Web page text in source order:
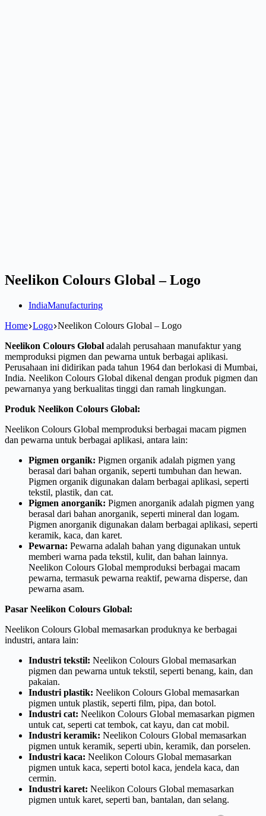
Neelikon Colours Global – Logo
IndiaManufacturing
Home Logo Neelikon Colours Global – Logo
Neelikon Colours Global adalah perusahaan manufaktur yang
memproduksi pigmen dan pewarna untuk berbagai aplikasi.
Perusahaan ini didirikan pada tahun 1964 dan berlokasi di Mumbai,
India. Neelikon Colours Global dikenal dengan produk pigmen dan
pewarnanya yang berkualitas tinggi dan ramah lingkungan.
Produk Neelikon Colours Global:
Neelikon Colours Global memproduksi berbagai macam pigmen
dan pewarna untuk berbagai aplikasi, antara lain:
Pigmen organik: Pigmen organik adalah pigmen yang
berasal dari bahan organik, seperti tumbuhan dan hewan.
Pigmen organik digunakan dalam berbagai aplikasi, seperti
tekstil, plastik, dan cat.
Pigmen anorganik: Pigmen anorganik adalah pigmen yang
berasal dari bahan anorganik, seperti mineral dan logam.
Pigmen anorganik digunakan dalam berbagai aplikasi, seperti
keramik, kaca, dan karet.
Pewarna: Pewarna adalah bahan yang digunakan untuk
memberi warna pada tekstil, kulit, dan bahan lainnya.
Neelikon Colours Global memproduksi berbagai macam
pewarna, termasuk pewarna reaktif, pewarna disperse, dan
pewarna asam.
Pasar Neelikon Colours Global:
Neelikon Colours Global memasarkan produknya ke berbagai
industri, antara lain:
Industri tekstil: Neelikon Colours Global memasarkan
pigmen dan pewarna untuk tekstil, seperti benang, kain, dan
pakaian.
Industri plastik: Neelikon Colours Global memasarkan
pigmen untuk plastik, seperti film, pipa, dan botol.
Industri cat: Neelikon Colours Global memasarkan pigmen
untuk cat, seperti cat tembok, cat kayu, dan cat mobil.
Industri keramik: Neelikon Colours Global memasarkan
pigmen untuk keramik, seperti ubin, keramik, dan porselen.
Industri kaca: Neelikon Colours Global memasarkan
pigmen untuk kaca, seperti botol kaca, jendela kaca, dan
cermin.
Industri karet: Neelikon Colours Global memasarkan
pigmen untuk karet, seperti ban, bantalan, dan selang.